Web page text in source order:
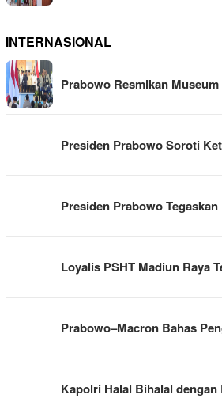
INTERNASIONAL
Prabowo Resmikan
Presiden Prabowo Soroti
Presiden Prabowo
Loyalis PSHT Madiun Raya
Prabowo–Macron Bahas
Kapolri Halal Bihalal